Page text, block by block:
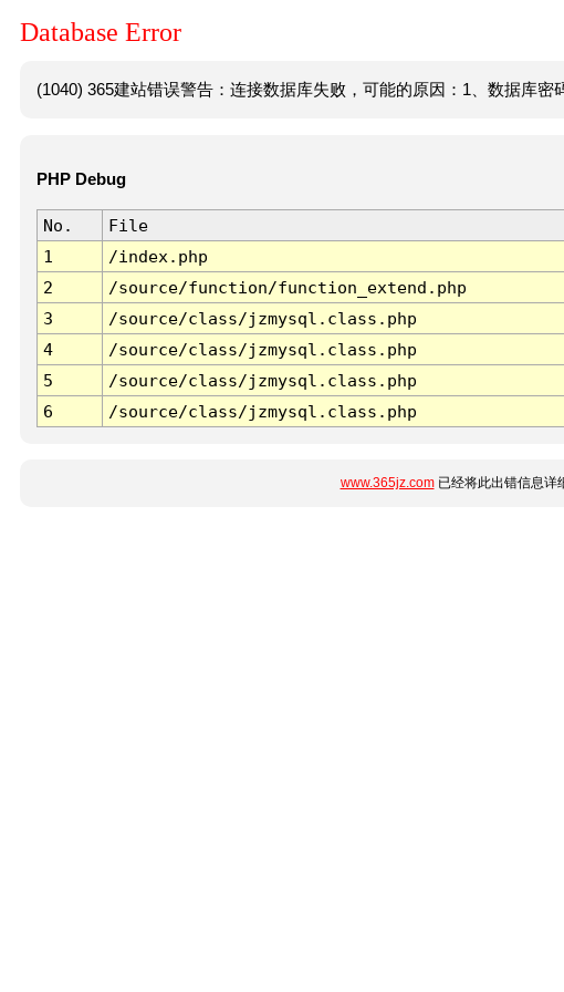
Database Error
(1040) 365建站错误警告：连接数据库失败，可能的原因：1、数据库密
PHP Debug
No. File
1
/index.php
2
/source/function/function_extend.php
3
/source/class/jzmysql.class.php
4
/source/class/jzmysql.class.php
5
/source/class/jzmysql.class.php
6
/source/class/jzmysql.class.php
www.365jz.com已经将此出错信息详